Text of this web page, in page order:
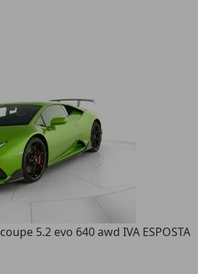
coupe 5.2 evo 640 awd IVA ESPOSTA